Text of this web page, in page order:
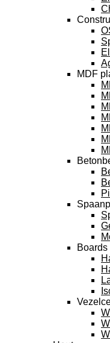
MDF
Boards